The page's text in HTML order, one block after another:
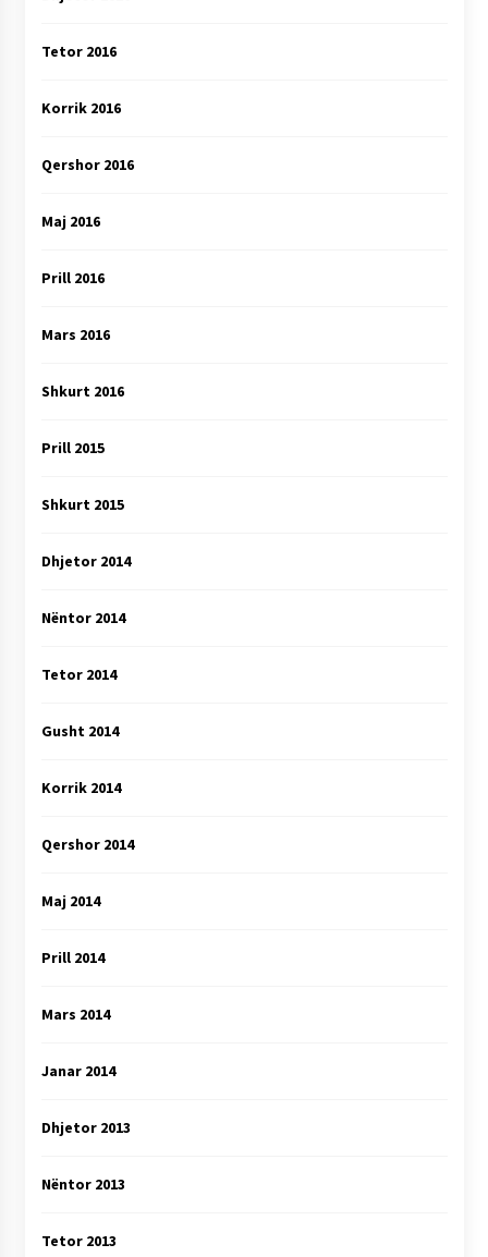
Tetor 2016
Korrik 2016
Qershor 2016
Maj 2016
Prill 2016
Mars 2016
Shkurt 2016
Prill 2015
Shkurt 2015
Dhjetor 2014
Nëntor 2014
Tetor 2014
Gusht 2014
Korrik 2014
Qershor 2014
Maj 2014
Prill 2014
Mars 2014
Janar 2014
Dhjetor 2013
Nëntor 2013
Tetor 2013